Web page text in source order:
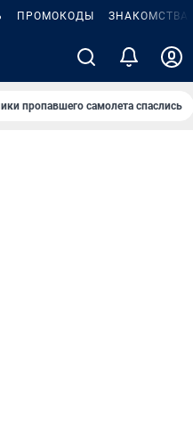
ПРОМОКОДЫ ЗНАКОМСТВА
пропавшего самолета спаслись